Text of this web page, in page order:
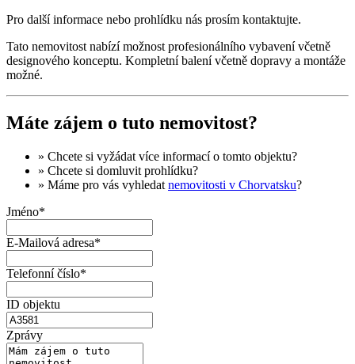
Pro další informace nebo prohlídku nás prosím kontaktujte.
Tato nemovitost nabízí možnost profesionálního vybavení včetně
designového konceptu. Kompletní balení včetně dopravy a montáže
možné.
Máte zájem o tuto nemovitost?
» Chcete si vyžádat více informacío tomto objektu?
» Chcete si domluvit prohlídku?
» Máme pro vás vyhledat nemovitosti v Chorvatsku?
Jméno*
E-Mailová adresa*
Telefonní číslo*
ID objektu
Zprávy